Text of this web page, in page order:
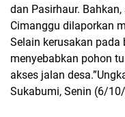
dan Pasirhaur.
Cimanggu dilaporkan
Selain kerusakan pada
menyebabkan pohon
akses jalan
Sukabumi, Senin (6/